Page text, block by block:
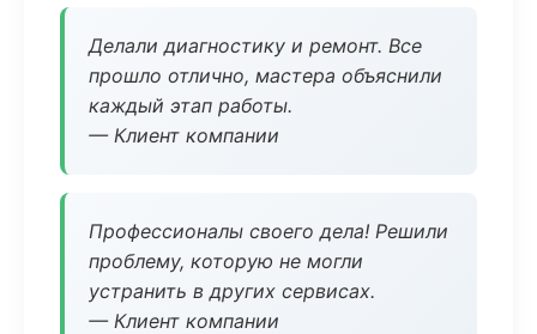
Делали диагностику и ремонт. Все
прошло отлично, мастера объяснили
каждый этап работы.
— Клиент компании
Профессионалы своего дела! Решили
проблему, которую не могли
устранить в других сервисах.
— Клиент компании